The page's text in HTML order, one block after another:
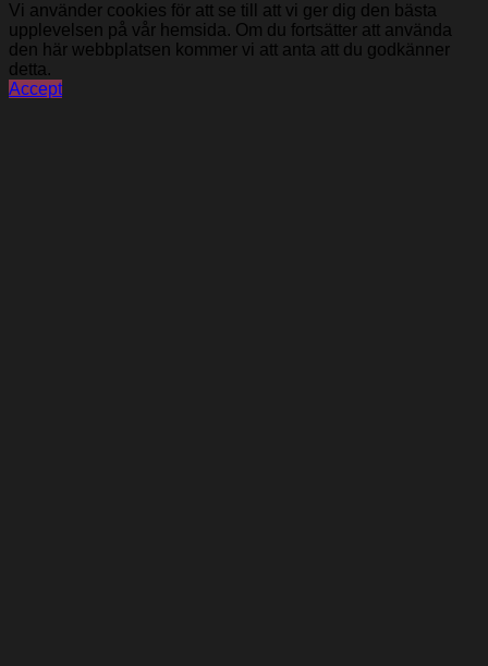
Vi använder cookies för att se till att vi ger dig den bästa
upplevelsen på vår hemsida. Om du fortsätter att använda
den här webbplatsen kommer vi att anta att du godkänner
detta.
Accept